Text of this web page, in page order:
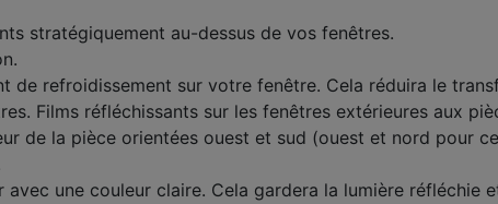
stratégiquement au-dessus de vos fenêtres.
de refroidissement sur votre fenêtre. Cela réduira le
Films réfléchissants sur les fenêtres extérieures aux
de la pièce orientées ouest et sud (ouest et nord pour
avec une couleur claire. Cela gardera la lumière réfléchie